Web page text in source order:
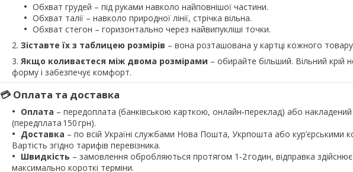
Обхват грудей – під руками навколо найповнішої частини.
Обхват талії – навколо природної лінії, стрічка вільна.
Обхват стегон – горизонтально через найвипукліші точки.
Зіставте їх з таблицею розмірів – вона розташована у картці кожного
Якщо коливаєтеся між двома розмірами – обирайте більший. Вільний крій
форму і забезпечує комфорт.
💳 Оплата та доставка
Оплата – передоплата (банківською карткою, онлайн‑переклад) або накладений
(передплата 150 грн).
Доставка – по всій Україні службами Нова Пошта, Укрпошта або кур’єрськими
Вартість згідно тарифів перевізника.
Швидкість – замовлення обробляються протягом 1‑2 годин, відправка
максимально короткі терміни.